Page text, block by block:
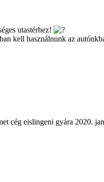
utastérhez!
kell használnunk az
cég eislingeni gyára 2020.